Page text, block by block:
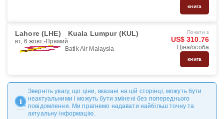
книга
Lahore (LHE) Kuala Lumpur (KUL)
вт, 6 жовт. Прямий
Batik Air Malaysia
Почати з
US$ 310.76
Ціна/особа
книга
Зверніть увагу, що ціни, вказані на цій сторінці, можуть бути
неактуальними і можуть бути змінені без попереднього
повідомлення. Ми прагнемо надавати найбільш точну та
актуальну інформацію.